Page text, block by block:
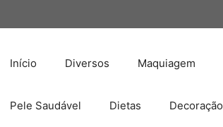
Início Diversos Maquiagem
Pele Saudável Dietas Decoração